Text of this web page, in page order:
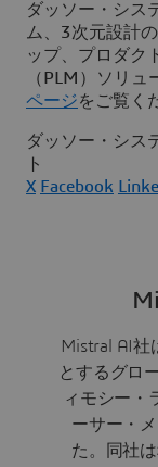
ダッソー・シス
ム、3次元設計
ップ、プロダク
（PLM）ソリ
ページをご覧く
ダッソー・シス
ト
X Facebook
Mistral AI社
とするグロ
ィモシー・
ーサー・
た。同社